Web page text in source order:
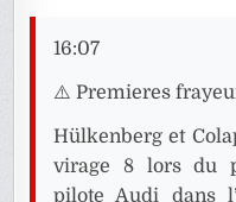
16:07
⚠️ Premieres
Hülkenberg et
virage 8 lors du
pilote Audi dans